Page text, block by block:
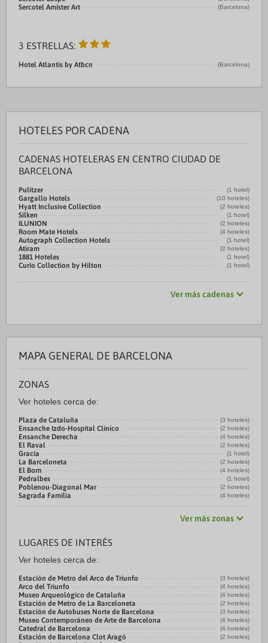
Sercotel Amister Art (Barcelona)
3 ESTRELLAS:
Hotel Atlantis by Atbcn (Barcelona)
HOTELES POR CADENA
CADENAS HOTELERAS EN CENTRO CIUDAD DE
BARCELONA
Pulitzer (1 hotel)
Gargallo Hotels (10 hoteles)
Hyatt Inclusive Collection (2 hoteles)
Silken (1 hotel)
ILUNION (2 hoteles)
Room Mate Hotels (4 hoteles)
Autograph Collection Hotels (1 hotel)
Atiram (2 hoteles)
1881 Hoteles (1 hotel)
Curio Collection by Hilton (1 hotel)
Ver más cadenas
MAPA GENERAL DE BARCELONA
ZONAS
Ver hoteles cerca de:
Plaza de Cataluña (3 hoteles)
Ensanche Izdo-Hospital Clínico (2 hoteles)
Ensanche Derecha (4 hoteles)
El Raval (2 hoteles)
Gracia (1 hotel)
La Barceloneta (2 hoteles)
El Born (4 hoteles)
Pedralbes (1 hotel)
Poblenou-Diagonal Mar (2 hoteles)
Sagrada Familia (4 hoteles)
Ver más zonas
LUGARES DE INTERÉS
Ver hoteles cerca de:
Estación de Metro del Arco de Triunfo (3 hoteles)
Arco del Triunfo (4 hoteles)
Museo Arqueológico de Cataluña (4 hoteles)
Estación de Metro de La Barceloneta (2 hoteles)
Estación de Autobuses Norte de Barcelona (3 hoteles)
Museo Contemporáneo de Arte de Barcelona (4 hoteles)
Catedral de Barcelona (4 hoteles)
Estación de Barcelona Clot Aragó (2 hoteles)